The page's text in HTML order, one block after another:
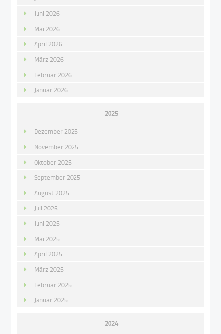
Juni 2026
Mai 2026
April 2026
März 2026
Februar 2026
Januar 2026
2025
Dezember 2025
November 2025
Oktober 2025
September 2025
August 2025
Juli 2025
Juni 2025
Mai 2025
April 2025
März 2025
Februar 2025
Januar 2025
2024